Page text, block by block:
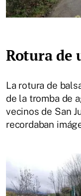
Rotura de
La rotura de
de la tromba de
vecinos de San
recordaban